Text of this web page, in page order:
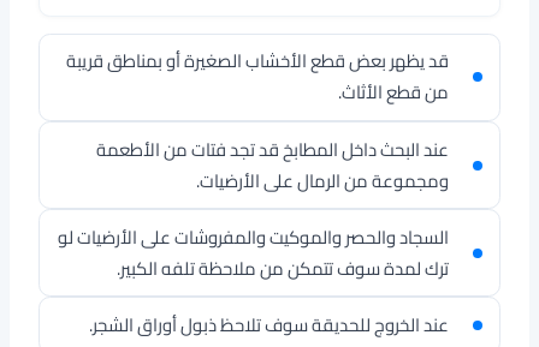
قد يظهر بعض قطع الأخشاب الصغيرة أو بمناطق قريبة
من قطع الأثاث.
عند البحث داخل المطابخ قد تجد فتات من الأطعمة
ومجموعة من الرمال على الأرضيات.
السجاد والحصر والموكيت والمفروشات على الأرضيات لو
ترك لمدة سوف تتمكن من ملاحظة تلفه الكبير.
عند الخروج للحديقة سوف تلاحظ ذبول أوراق الشجر.